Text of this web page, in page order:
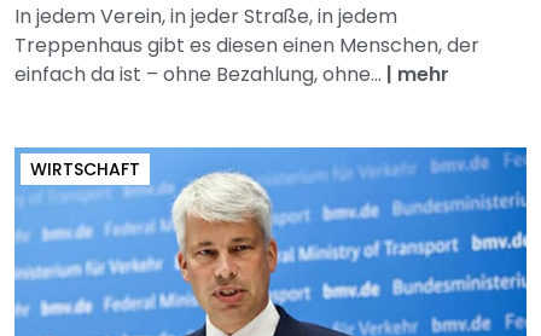
In jedem Verein, in jeder Straße, in jedem
Treppenhaus gibt es diesen einen Menschen, der
einfach da ist – ohne Bezahlung, ohne... | mehr
WIRTSCHAFT